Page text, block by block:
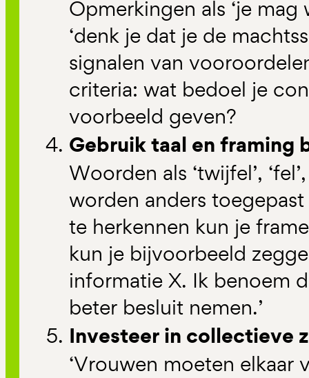
Opmerkingen als ‘je mag
‘denk je dat je de
signalen van
criteria: wat bedoel je
voorbeeld geven?
Gebruik taal en framing
Woorden als ‘twijfel’,
worden anders
te herkennen kun je
kun je bijvoorbeeld
informatie X. Ik benoem
beter besluit nemen.’
Investeer in collectieve
‘Vrouwen moeten elkaar